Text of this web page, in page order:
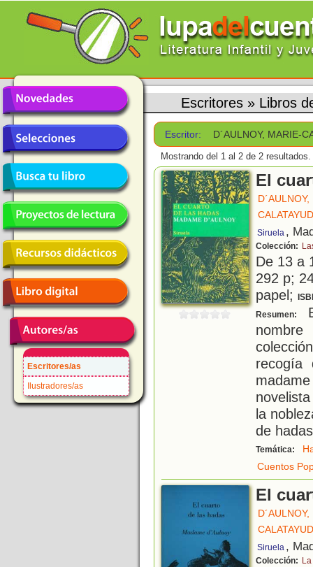
Escritores/as
Ilustradores/as
Escritores » Libros
Escritor: D´AULNOY, MARIE-
Mostrando del 1 al 2 de 2 resultados.
El
Siruela ,
Colección:
De 13 a
292 p;
papel;
Resumen:
recogía
la
de
Temática:
Cuentos
El
Siruela ,
Colección: